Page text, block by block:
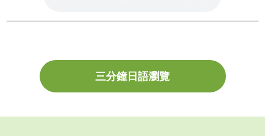
三分鐘日語瀏覽